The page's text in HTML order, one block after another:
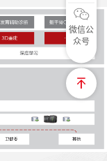
微信公
众号